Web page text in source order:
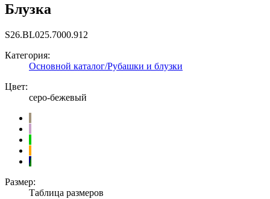
Блузка
S26.BL025.7000.912
Категория:
Основной каталог/Рубашки и блузки
Цвет:
серо-бежевый
Размер:
Таблица размеров